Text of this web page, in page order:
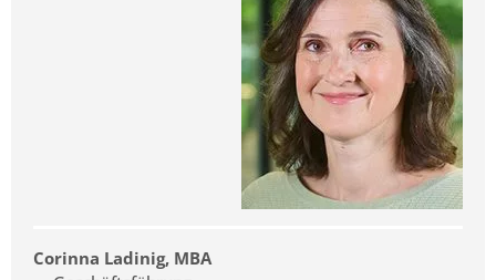
Corinna Ladinig, MBA